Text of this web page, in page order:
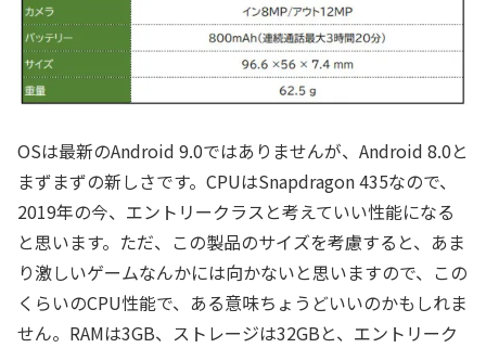
OSは最新のAndroid 9.0ではありませんが、Android 8.0と
まずまずの新しさです。CPUはSnapdragon 435なので、
2019年の今、エントリークラスと考えていい性能になる
と思います。ただ、この製品のサイズを考慮すると、あま
り激しいゲームなんかには向かないと思いますので、この
くらいのCPU性能で、ある意味ちょうどいいのかもしれま
せん。RAMは3GB、ストレージは32GBと、エントリーク